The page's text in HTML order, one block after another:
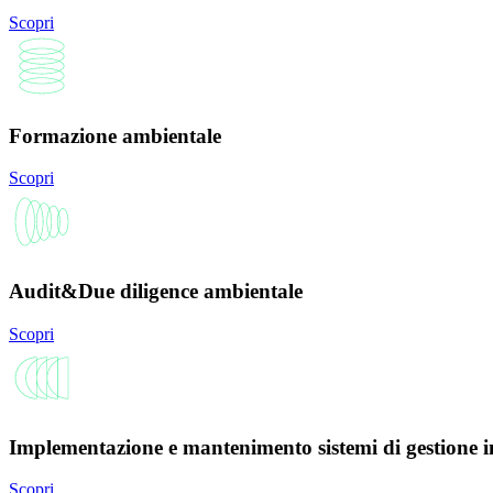
Scopri
Formazione ambientale
Scopri
Audit&Due diligence ambientale
Scopri
Implementazione e mantenimento sistemi di gestione